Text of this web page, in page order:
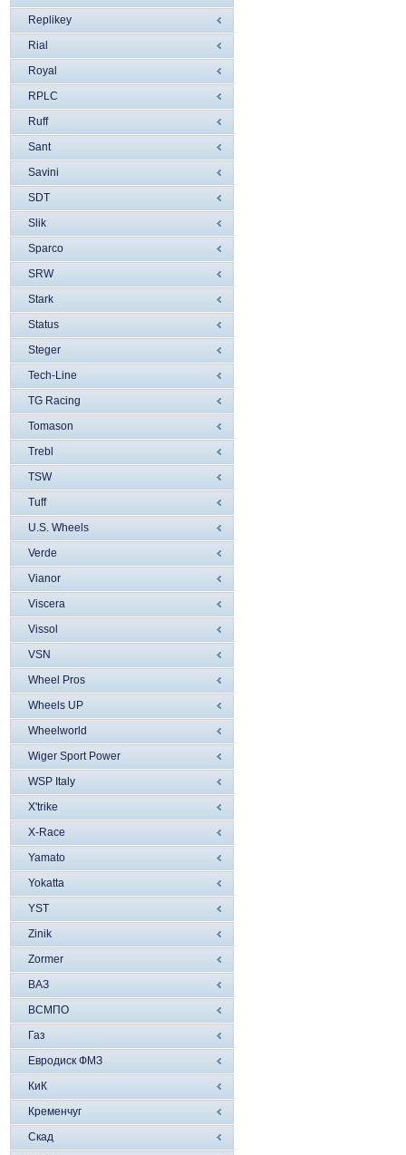
Replikey
Rial
Royal
RPLC
Ruff
Sant
Savini
SDT
Slik
Sparco
SRW
Stark
Status
Steger
Tech-Line
TG Racing
Tomason
Trebl
TSW
Tuff
U.S. Wheels
Verde
Vianor
Viscera
Vissol
VSN
Wheel Pros
Wheels UP
Wheelworld
Wiger Sport Power
WSP Italy
X'trike
X-Race
Yamato
Yokatta
YST
Zinik
Zormer
ВАЗ
ВСМПО
Газ
Евродиск ФМЗ
КиК
Кременчуг
Скад